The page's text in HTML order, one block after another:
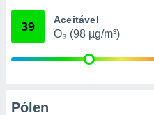
através
39 Aceitável
O₃ (98 µg/m³)
Pólen